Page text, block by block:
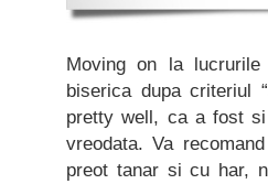
Moving on la
biserica dupa criteriul
pretty well, ca a fost
vreodata. Va
preot tanar si cu har,